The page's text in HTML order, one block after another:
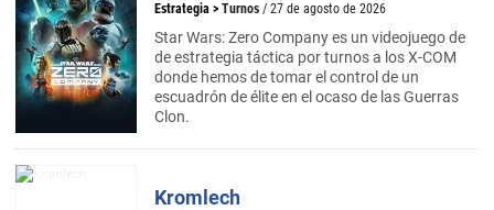
Estrategia > Turnos / 27 de agosto de 2026
Star Wars: Zero Company es un videojuego de
de estrategia táctica por turnos a los X-COM
donde hemos de tomar el control de un
escuadrón de élite en el ocaso de las Guerras
Clon.
Kromlech